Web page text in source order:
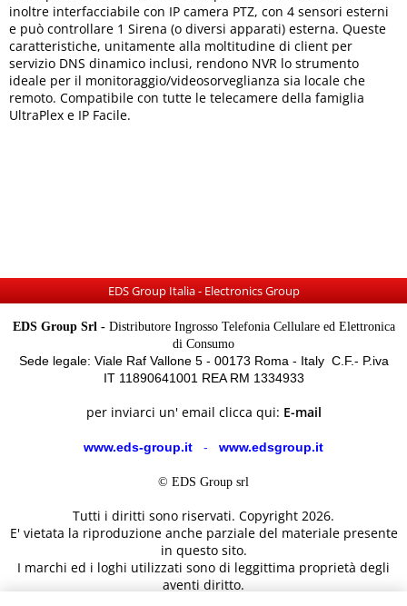
inoltre interfacciabile con IP camera PTZ, con 4 sensori esterni
e può controllare 1 Sirena (o diversi apparati) esterna. Queste
caratteristiche, unitamente alla moltitudine di client per
servizio DNS dinamico inclusi, rendono NVR lo strumento
ideale per il monitoraggio/videosorveglianza sia locale che
remoto. Compatibile con tutte le telecamere della famiglia
UltraPlex e IP Facile.
EDS Group Italia - Electronics Group
EDS Group Srl -Distributore Ingrosso Telefonia Cellulare ed Elettronica
di Consumo
Sede legale: Viale Raf Vallone 5 - 00173 Roma - Italy C.F.- P.iva
IT 11890641001 REA RM 1334933
per inviarci un' email clicca qui: E-mail
www.eds-group.it - www.edsgroup.it
© EDS Group srl
Tutti i diritti sono riservati. Copyright 2026.
E' vietata la riproduzione anche parziale del materiale presente
in questo sito.
I marchi ed i loghi utilizzati sono di leggittima proprietà degli
aventi diritto.